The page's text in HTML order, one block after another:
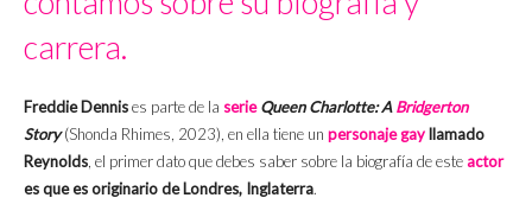
carrera.
Freddie Dennises parte de la serie Queen Charlotte: ABridgerton
Story(Shonda Rhimes, 2023), en ella tiene un personaje gay llamado
Reynolds, el primer dato que debes saber sobre la biografía de este actor
es que es originario de Londres, Inglaterra.